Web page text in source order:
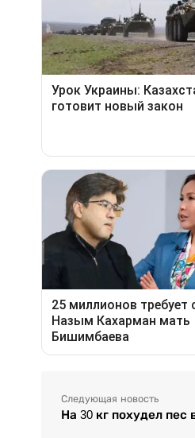
Следующая новость
На 30 кг похудел